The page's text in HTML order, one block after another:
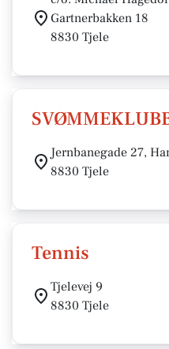
Gartnerbakken 18
8830 Tjele
Jernbanegade 27,
8830 Tjele
Tennis
Tjelevej 9
8830 Tjele